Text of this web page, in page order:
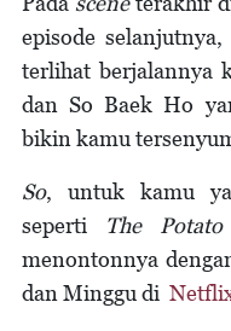
episode selanjutnya,
terlihat berjalannya
dan So Baek Ho
bikin kamu
So, untuk kamu
seperti The
menontonnya
dan Minggu di